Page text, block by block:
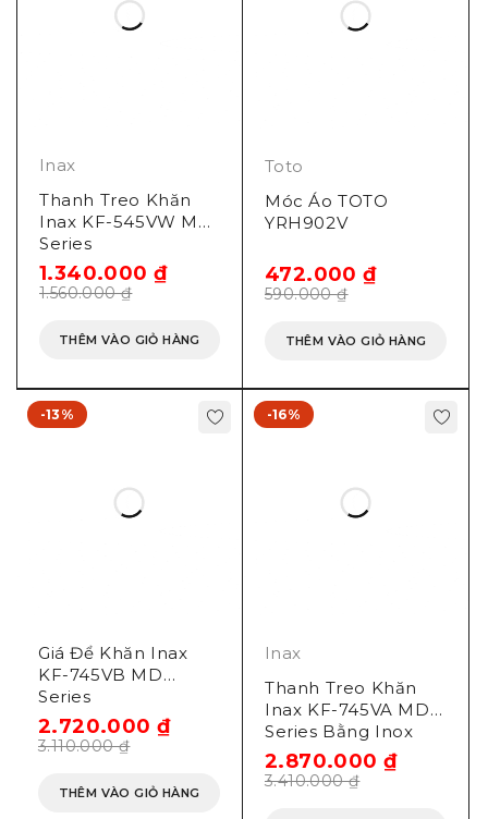
Inax
Thanh Treo Khăn
Inax KF-545VW MR
Series
1.560.000₫
1.340.000₫
THÊM VÀO GIỎ HÀNG
Toto
Móc Áo TOTO
YRH902V
590.000₫
472.000₫
THÊM VÀO GIỎ HÀNG
-13%
Giá Để Khăn Inax
KF-745VB MD
Series
3.110.000₫
2.720.000₫
THÊM VÀO GIỎ HÀNG
-16%
Inax
Thanh Treo Khăn
Inax KF-745VA MD
Series Bằng Inox
3.410.000₫
2.870.000₫